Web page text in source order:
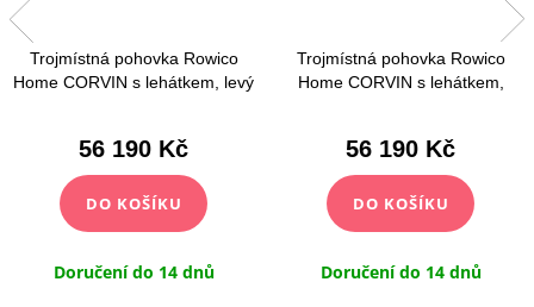
Trojmístná pohovka Rowico
Home CORVIN s lehátkem, levý
56 190 Kč
DO KOŠÍKU
Doručení do 14 dnů
Trojmístná pohovka Rowico
Home CORVIN s lehátkem,
56 190 Kč
DO KOŠÍKU
Doručení do 14 dnů